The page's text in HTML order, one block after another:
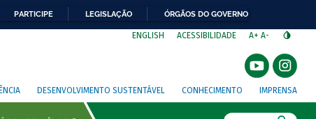
PARTICIPE LEGISLAÇÃO ÓRGÃOS DO GOVERNO
ENGLISH ACESSIBILIDADE A+ A-
DESENVOLVIMENTO SUSTENTÁVEL CONHECIMENTO IMPRENSA